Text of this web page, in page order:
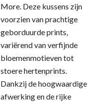
More. Deze kussens zijn
voorzien van prachtige
geborduurde prints,
variërend van verfijnde
bloemenmotieven tot
stoere hertenprints.
Dankzij de hoogwaardige
afwerking en de rijke